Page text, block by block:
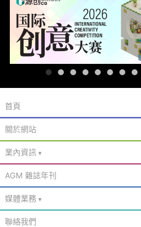
首頁
關於網站
業內資訊
AGM 雜誌年刊
媒體業務
聯絡我們